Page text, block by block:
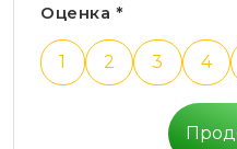
Оценка *
1 2 3 4